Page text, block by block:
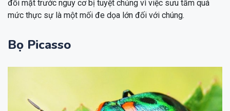
đối mặt trước nguy cơ bị tuyệt chủng vì việc sưu tầm quá
mức thực sự là một mối đe dọa lớn đối với chúng.
Bọ Picasso